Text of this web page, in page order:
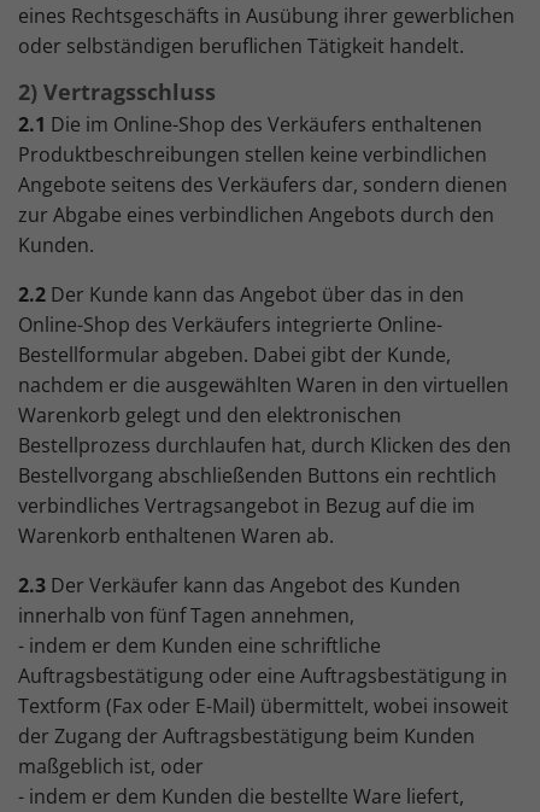
eines Rechtsgeschäfts in Ausübung ihrer gewerblichen
oder selbständigen beruflichen Tätigkeit handelt.
2) Vertragsschluss
2.1 Die im Online-Shop des Verkäufers enthaltenen
Produktbeschreibungen stellen keine verbindlichen
Angebote seitens des Verkäufers dar, sondern dienen
zur Abgabe eines verbindlichen Angebots durch den
Kunden.
2.2 Der Kunde kann das Angebot über das in den
Online-Shop des Verkäufers integrierte Online-
Bestellformular abgeben. Dabei gibt der Kunde,
nachdem er die ausgewählten Waren in den virtuellen
Warenkorb gelegt und den elektronischen
Bestellprozess durchlaufen hat, durch Klicken des den
Bestellvorgang abschließenden Buttons ein rechtlich
verbindliches Vertragsangebot in Bezug auf die im
Warenkorb enthaltenen Waren ab.
2.3 Der Verkäufer kann das Angebot des Kunden
innerhalb von fünf Tagen annehmen,
- indem er dem Kunden eine schriftliche
Auftragsbestätigung oder eine Auftragsbestätigung in
Textform (Fax oder E-Mail) übermittelt, wobei insoweit
der Zugang der Auftragsbestätigung beim Kunden
maßgeblich ist, oder
- indem er dem Kunden die bestellte Ware liefert,